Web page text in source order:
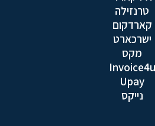
טרנזילה
קארדקום
ישרכארט
מקס
Invoice4u
Upay
נייקס